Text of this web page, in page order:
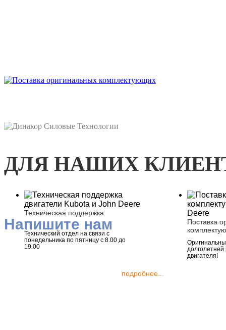
ДЛЯ НАШИХ
Техническая поддержка
Технический отдел на связи с
понедельника по пятницу с 8.00 до
19.00
подробнее...
Поставка
двигателя!
Напишите нам